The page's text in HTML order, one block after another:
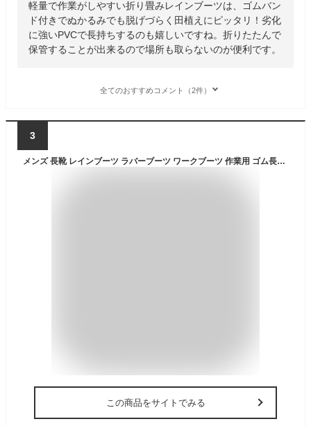
軽量で作業がしやすい折り畳みレインブーツは、ゴムバン
ド付きでぬかるみでも脱げづらく田植えにピッタリ！劣化
に強いPVCで長持ちするのも嬉しいですね。折りたたんで
保管することが出来るので場所も取らないのが便利です。
全てのおすすめコメント（2件）
3
メンズ 長靴 レインブーツ ラバーブーツ ワークブーツ 作業用 ゴム長靴 フード 巾着付 ドローコード ヒールキッカー 防水 防滑底 軽作業 農作業 農業 洗車 園芸 釣り アウトドア ガーデニング 黒 ブラック ネイビー 24.5 25.0 25.5 26.0 26.5 27.0 28.0 29.0 kp_17302
この商品をサイトでみる